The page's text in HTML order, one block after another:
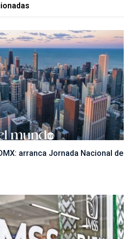
arranca Jornada Nacional de